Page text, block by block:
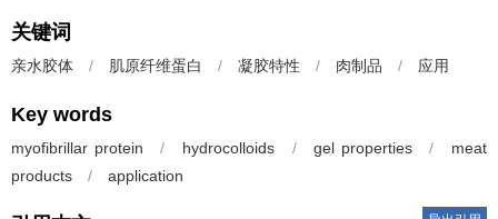
关键词
亲水胶体 / 肌原纤维蛋白 / 凝胶特性 / 肉制品 / 应用
Key words
myofibrillar protein / hydrocolloids / gel properties /
meat
products
/ application